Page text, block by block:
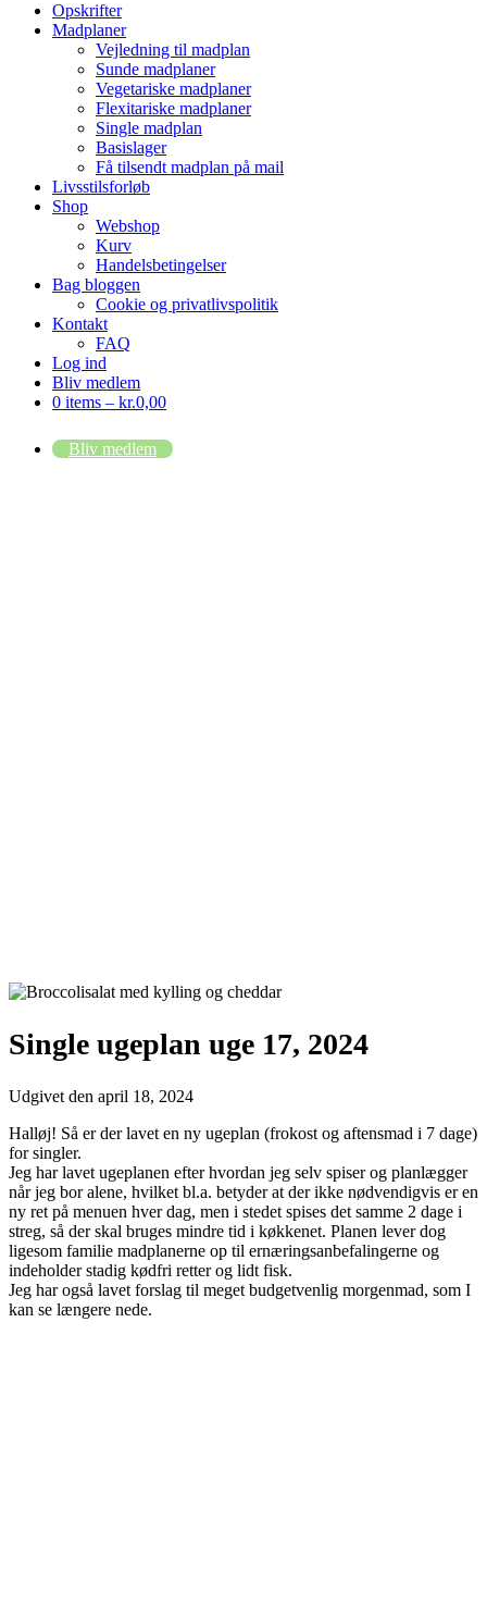
Opskrifter
Madplaner
Vejledning til madplan
Sunde madplaner
Vegetariske madplaner
Flexitariske madplaner
Single madplan
Basislager
Få tilsendt madplan på mail
Livsstilsforløb
Shop
Webshop
Kurv
Handelsbetingelser
Bag bloggen
Cookie og privatlivspolitik
Kontakt
FAQ
Log ind
Bliv medlem
0 items – kr.0,00
Bliv medlem
Single ugeplan uge 17, 2024
Udgivet den april 18, 2024
Halløj! Så er der lavet en ny ugeplan (frokost og aftensmad i 7 dage)
for singler.
Jeg har lavet ugeplanen efter hvordan jeg selv spiser og planlægger
når jeg bor alene, hvilket bl.a. betyder at der ikke nødvendigvis er en
ny ret på menuen hver dag, men i stedet spises det samme 2 dage i
streg, så der skal bruges mindre tid i køkkenet. Planen lever dog
ligesom familie madplanerne op til ernæringsanbefalingerne og
indeholder stadig kødfri retter og lidt fisk.
Jeg har også lavet forslag til meget budgetvenlig morgenmad, som I
kan se længere nede.